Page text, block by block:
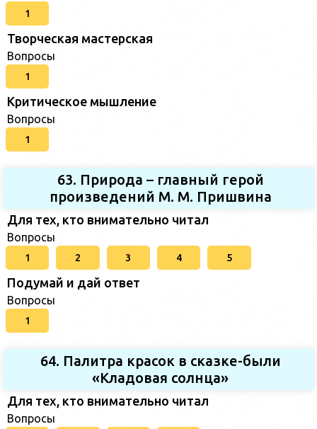
1
Творческая мастерская
Вопросы
1
Критическое мышление
Вопросы
1
63. Природа – главный герой
произведений М. М. Пришвина
Для тех, кто внимательно читал
Вопросы
1 2 3 4 5
Подумай и дай ответ
Вопросы
1
64. Палитра красок в сказке-были
«Кладовая солнца»
Для тех, кто внимательно читал
Вопросы